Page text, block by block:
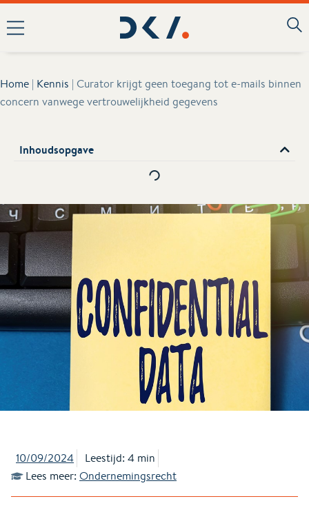
Home | Kennis | Curator krijgt geen toegang tot e-mails binnen
concern vanwege vertrouwelijkheid gegevens
Inhoudsopgave
10/09/2024
Leestijd: 4 min
Lees meer: Ondernemingsrecht